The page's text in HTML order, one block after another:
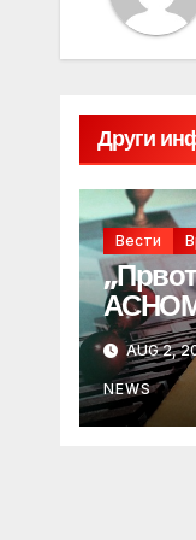
Други
Вести
1944
AUG 2,
NEWS